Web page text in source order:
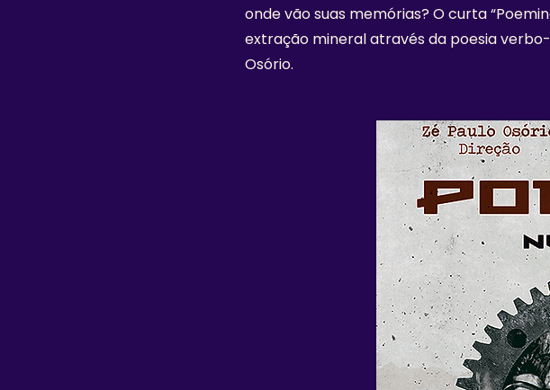
onde vão suas memórias? O curta
extração mineral através da poesia verbo-
Osório.